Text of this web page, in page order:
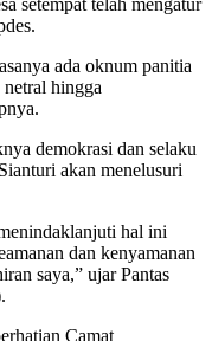
ada oknum panitia
hingga
demokrasi dan selaku
akan menelusuri
hal ini
dan kenyamanan
saya,” ujar Pantas
Camat